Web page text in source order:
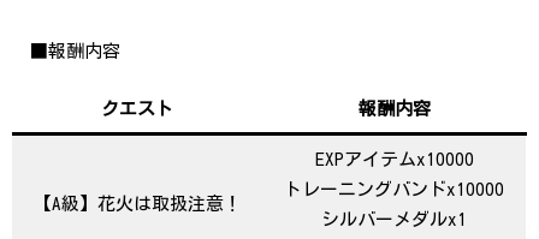
■報酬内容
クエスト 報酬内容
【A級】花火は取扱注意！
EXPアイテムx10000
トレーニングバンドx10000
シルバーメダルx1